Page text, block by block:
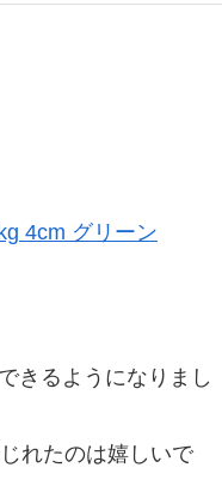
4cm グリーン
きるようになりまし
れたのは嬉しいで